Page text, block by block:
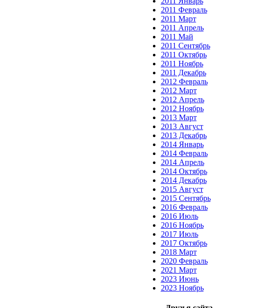
2011 Февраль
2011 Март
2011 Апрель
2011 Май
2011 Сентябрь
2011 Октябрь
2011 Ноябрь
2011 Декабрь
2012 Февраль
2012 Март
2012 Апрель
2012 Ноябрь
2013 Март
2013 Август
2013 Декабрь
2014 Январь
2014 Февраль
2014 Апрель
2014 Октябрь
2014 Декабрь
2015 Август
2015 Сентябрь
2016 Февраль
2016 Июль
2016 Ноябрь
2017 Июль
2017 Октябрь
2018 Март
2020 Февраль
2021 Март
2023 Июнь
2023 Ноябрь